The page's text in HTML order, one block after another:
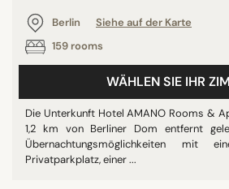
Berlin
Siehe auf der Karte
159 rooms
WÄHLEN SIE IHR
Die Unterkunft Hotel AMANO Rooms &
1,2 km von Berliner Dom entfernt
Übernachtungsmöglichkeiten mit
Privatparkplatz, einer ...